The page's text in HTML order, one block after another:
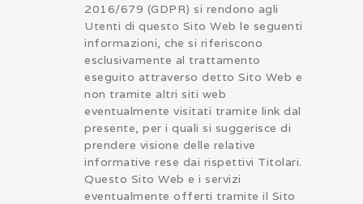
2016/679 (GDPR) si rendono agli
Utenti di questo Sito Web le seguenti
informazioni, che si riferiscono
esclusivamente al trattamento
eseguito attraverso detto Sito Web e
non tramite altri siti web
eventualmente visitati tramite link dal
presente, per i quali si suggerisce di
prendere visione delle relative
informative rese dai rispettivi Titolari.
Questo Sito Web e i servizi
eventualmente offerti tramite il Sito